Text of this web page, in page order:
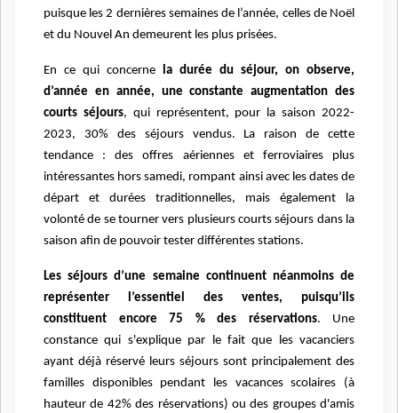
puisque les 2 dernières semaines de l’année, celles de Noël
et du Nouvel An demeurent les plus prisées.
En ce qui concerne la durée du séjour, on observe,
d’année en année, une constante augmentation des
courts séjours, qui représentent, pour la saison 2022-
2023, 30% des séjours vendus. La raison de cette
tendance : des offres aériennes et ferroviaires plus
intéressantes hors samedi, rompant ainsi avec les dates de
départ et durées traditionnelles, mais également la
volonté de se tourner vers plusieurs courts séjours dans la
saison afin de pouvoir tester différentes stations.
Les séjours d’une semaine continuent néanmoins de
représenter l’essentiel des ventes, puisqu’ils
constituent encore 75 % des réservations. Une
constance qui s'explique par le fait que les vacanciers
ayant déjà réservé leurs séjours sont principalement des
familles disponibles pendant les vacances scolaires (à
hauteur de 42% des réservations) ou des groupes d'amis